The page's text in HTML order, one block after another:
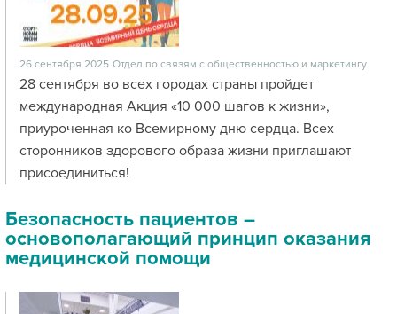
26 сентября 2025 Отдел по связям с общественностью и маркетингу
28 сентября во всех городах страны пройдет
международная Акция «10 000 шагов к жизни»,
приуроченная ко Всемирному дню сердца. Всех
сторонников здорового образа жизни приглашают
присоединиться!
Безопасность пациентов –
основополагающий принцип оказания
медицинской помощи